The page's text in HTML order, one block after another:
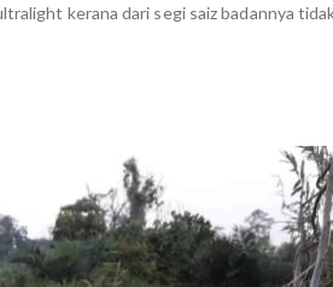
kerana dari segi saiz badannya